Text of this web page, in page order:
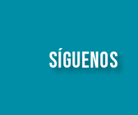
Síguenos